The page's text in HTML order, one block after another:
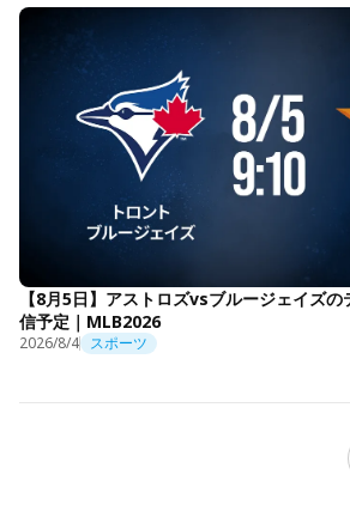
【8月5日】アストロズvsブルージェイズ
信予定｜MLB2026
2026/8/4 スポーツ